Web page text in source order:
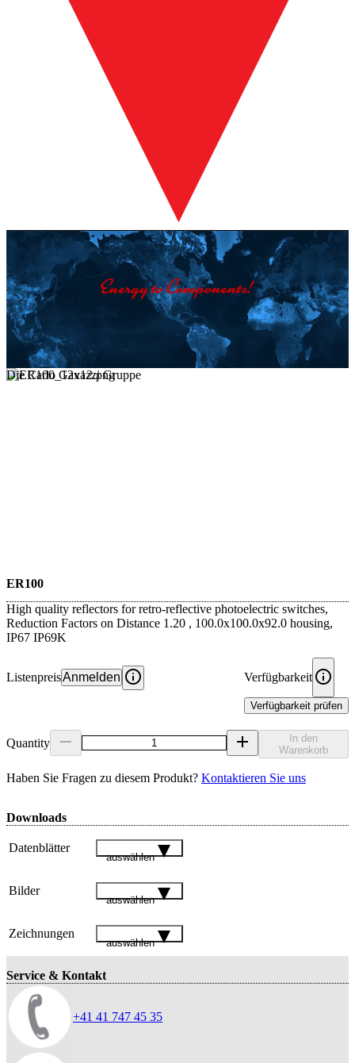
Die Carlo Gavazzi Gruppe
ER100
High quality reflectors for retro-reflective photoelectric switches,
Reduction Factors on Distance 1.20 , 100.0x100.0x92.0 housing,
IP67 IP69K
ListenpreisAnmelden Verfügbarkeit
Verfügbarkeit prüfen
Quantity
In den
Warenkorb
Haben Sie Fragen zu diesem Produkt? Kontaktieren Sie uns
Downloads
Datenblätter
auswählen
Bilder
auswählen
Zeichnungen
auswählen
Service & Kontakt
+41 41 747 45 35